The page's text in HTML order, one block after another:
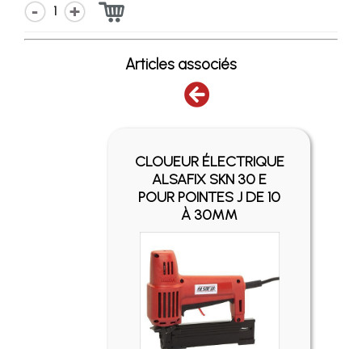
1
Articles associés
CLOUEUR ÉLECTRIQUE
ALSAFIX SKN 30 E
POUR POINTES J DE 10
À 30MM